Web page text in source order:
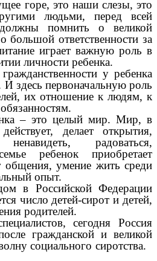
горе, это наши слезы, это
людьми, перед всей
помнить о великой
большой ответственности за
играет важную роль в
личности ребенка.
у ребенка
здесь первоначальную роль
их отношение к людям, к
– это целый мир. Мир, в
делает открытия,
радоваться,
ребенок приобретает
общения, умение жить среди
опыт.
Российской Федерации
число детей-сирот и детей,
родителей.
сегодня Россия
гражданской и великой
социального сиротства.